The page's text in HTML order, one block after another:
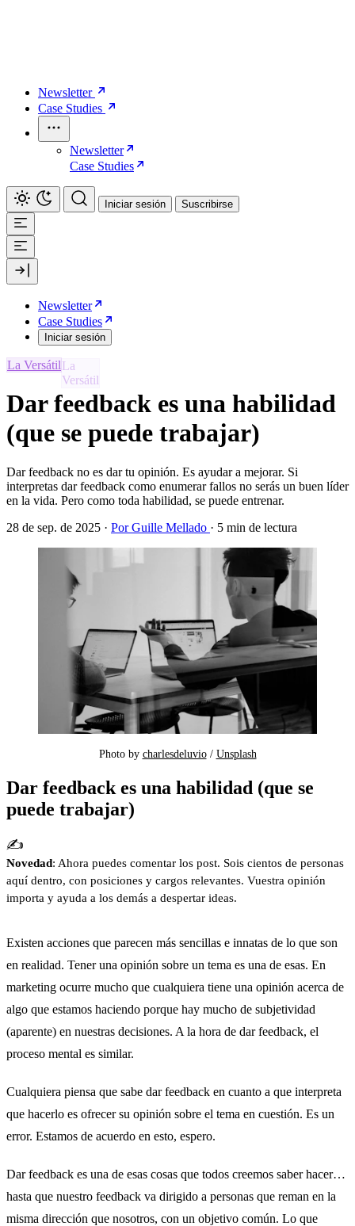
Newsletter
Case Studies
Newsletter
Case Studies
Iniciar sesión Suscribirse
Newsletter
Case Studies
Iniciar sesión
La Versátil
Dar feedback es una habilidad
(que se puede trabajar)
Dar feedback no es dar tu opinión. Es ayudar a mejorar. Si
interpretas dar feedback como enumerar fallos no serás un buen líder
en la vida. Pero como toda habilidad, se puede entrenar.
28 de sep. de 2025 · Por Guille Mellado · 5 min de lectura
Photo by charlesdeluvio / Unsplash
Dar feedback es una habilidad (que se
puede trabajar)
✍️
Novedad: Ahora puedes comentar los post. Sois cientos de personas
aquí dentro, con posiciones y cargos relevantes. Vuestra opinión
importa y ayuda a los demás a despertar ideas.
Existen acciones que parecen más sencillas e innatas de lo que son
en realidad. Tener una opinión sobre un tema es una de esas. En
marketing ocurre mucho que cualquiera tiene una opinión acerca de
algo que estamos haciendo porque hay mucho de subjetividad
(aparente) en nuestras decisiones. A la hora de dar feedback, el
proceso mental es similar.
Cualquiera piensa que sabe dar feedback en cuanto a que interpreta
que hacerlo es ofrecer su opinión sobre el tema en cuestión. Es un
error. Estamos de acuerdo en esto, espero.
Dar feedback es una de esas cosas que todos creemos saber hacer…
hasta que nuestro feedback va dirigido a personas que reman en la
misma dirección que nosotros, con un objetivo común. Lo que